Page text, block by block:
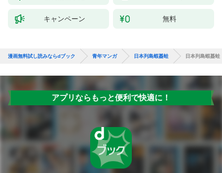
キャンペーン 無料
漫画無料試し読みならdブック 青年マンガ 日本列島蝦蟇蛙 日本列島蝦蟇
アプリならもっと便利で快適に！